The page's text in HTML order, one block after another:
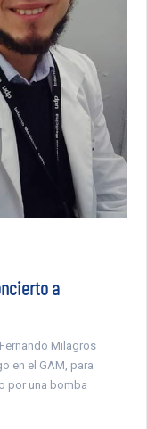
a
Milagros
en el GAM, para
por una bomba